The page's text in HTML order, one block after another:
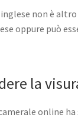
inglese non è
oppure può
la
online